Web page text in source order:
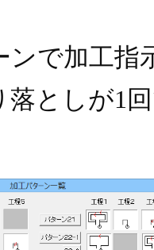
ンで加工指
落としが1